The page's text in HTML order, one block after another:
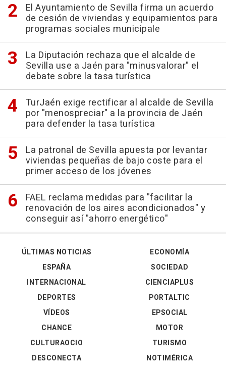
El Ayuntamiento de Sevilla firma un acuerdo
de cesión de viviendas y equipamientos para
programas sociales municipale
La Diputación rechaza que el alcalde de
Sevilla use a Jaén para "minusvalorar" el
debate sobre la tasa turística
TurJaén exige rectificar al alcalde de Sevilla
por "menospreciar" a la provincia de Jaén
para defender la tasa turística
La patronal de Sevilla apuesta por levantar
viviendas pequeñas de bajo coste para el
primer acceso de los jóvenes
FAEL reclama medidas para "facilitar la
renovación de los aires acondicionados" y
conseguir así "ahorro energético"
ÚLTIMAS NOTICIAS
ESPAÑA
INTERNACIONAL
DEPORTES
VÍDEOS
ECONOMÍA
SOCIEDAD
CIENCIAPLUS
PORTALTIC
EPSOCIAL
CHANCE
CULTURAOCIO
DESCONECTA
MOTOR
TURISMO
NOTIMÉRICA